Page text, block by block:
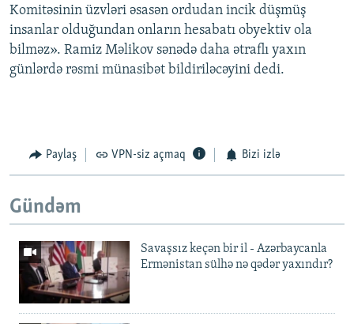
Komitəsinin üzvləri əsasən ordudan incik düşmüş
insanlar olduğundan onların hesabatı obyektiv ola
bilməz». Ramiz Məlikov sənədə daha ətraflı yaxın
günlərdə rəsmi münasibət bildiriləcəyini dedi.
Paylaş VPN-siz açmaq Bizi izlə
Gündəm
Savaşsız keçən bir il - Azərbaycanla
Ermənistan sülhə nə qədər yaxındır?